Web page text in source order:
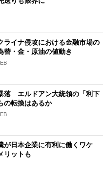
ライナ侵攻における金融市場の
・金・原油の値動き
落 エルドアン大統領の「利下
の転換はあるか
が日本企業に有利に働くワケ
リットも